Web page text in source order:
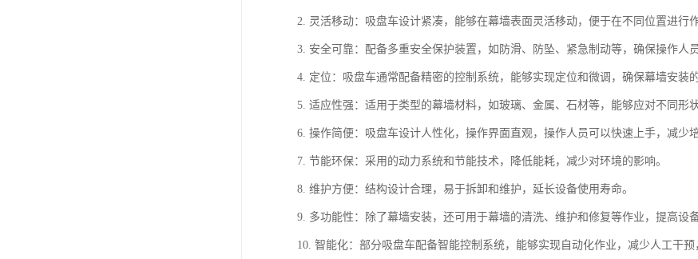
2. 灵活移动：吸盘车设计紧凑，能够在幕墙表面灵活移动，便于在不同位置进行
3. 安全可靠：配备多重安全保护装置，如防滑、防坠、紧急制动等，确保操作人
4. 定位：吸盘车通常配备精密的控制系统，能够实现定位和微调，确保幕墙安装
5. 适应性强：适用于类型的幕墙材料，如玻璃、金属、石材等，能够应对不同形
6. 操作简便：吸盘车设计人性化，操作界面直观，操作人员可以快速上手，减少培
7. 节能环保：采用的动力系统和节能技术，降低能耗，减少对环境的影响。
8. 维护方便：结构设计合理，易于拆卸和维护，延长设备使用寿命。
9. 多功能性：除了幕墙安装，还可用于幕墙的清洗、维护和修复等作业，提高设
10. 智能化：部分吸盘车配备智能控制系统，能够实现自动化作业，减少人工干预